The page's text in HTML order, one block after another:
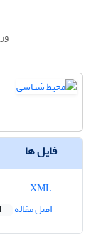
فایل ها
اصل مقاله